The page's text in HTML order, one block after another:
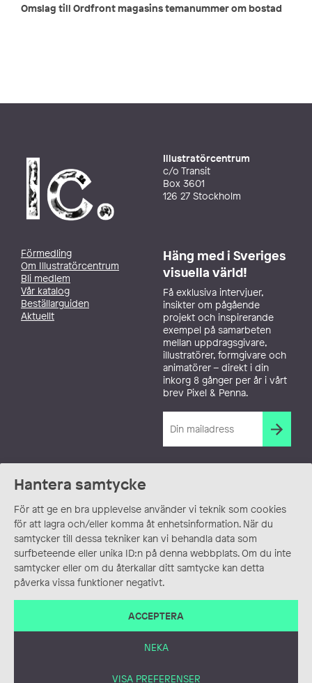
Hantera samtycke
För att ge en bra upplevelse använder vi teknik som cookies
för att lagra och/eller komma åt enhetsinformation. När du
samtycker till dessa tekniker kan vi behandla data som
surfbeteende eller unika ID:n på denna webbplats. Om du inte
samtycker eller om du återkallar ditt samtycke kan detta
påverka vissa funktioner negativt.
ACCEPTERA
NEKA
VISA PREFERENSER
Omslag till Ordfront magasins temanummer om bostad
Illustratörcentrum
c/o Transit
Box 3601
126 27 Stockholm
Förmedling
Om Illustratörcentrum
Bli medlem
Vår katalog
Beställarguiden
Aktuellt
Häng med i Sveriges
visuella värld!
Få exklusiva intervjuer,
insikter om pågående
projekt och inspirerande
exempel på samarbeten
mellan uppdragsgivare,
illustratörer, formgivare och
animatörer – direkt i din
inkorg 8 gånger per år i vårt
brev Pixel & Penna.